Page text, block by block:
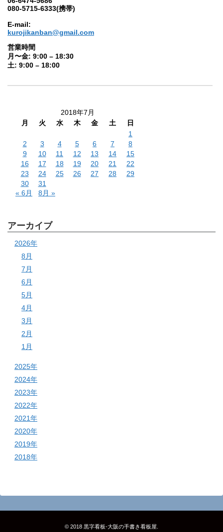
080-5715-6333(携帯)
E-mail:
kurojikanban@gmail.com
営業時間
月〜金: 9:00 – 18:30
土: 9:00 – 18:00
2018年7月
月
火 水 木 金 土
日
1
2
3 4 5 6 7
8
9
10 11 12 13 14
15
16
17 18 19 20 21
22
23
24 25 26 27 28
29
30
31
« 6月
8月 »
アーカイブ
2026年
8月
7月
6月
5月
4月
3月
2月
1月
2025年
2024年
2023年
2022年
2021年
2020年
2019年
2018年
© 2018 黒字看板‐大阪の手書き看板屋